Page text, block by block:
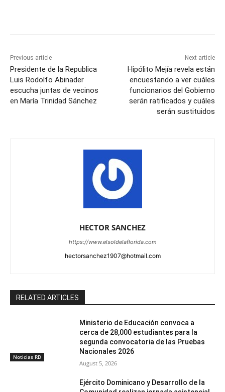
Previous article
Presidente de la Republica
Luis Rodolfo Abinader
escucha juntas de vecinos
en María Trinidad Sánchez
Next article
Hipólito Mejía revela están
encuestando a ver cuáles
funcionarios del Gobierno
serán ratificados y cuáles
serán sustituidos
HECTOR SANCHEZ
https://www.elsoldelaflorida.com
hectorsanchez1907@hotmail.com
RELATED ARTICLES
Noticias RD
Ministerio de Educación convoca a
cerca de 28,000 estudiantes para la
segunda convocatoria de las Pruebas
Nacionales 2026
August 5, 2026
Ejército Dominicano y Desarrollo de la